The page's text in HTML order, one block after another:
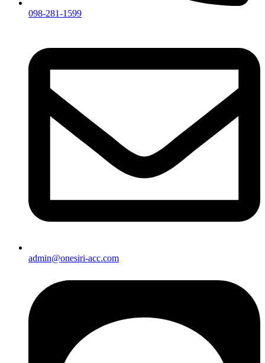
098-281-1599
admin@onesiri-acc.com